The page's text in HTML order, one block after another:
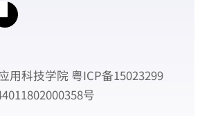
用科技学院 粤ICP备15023299
号